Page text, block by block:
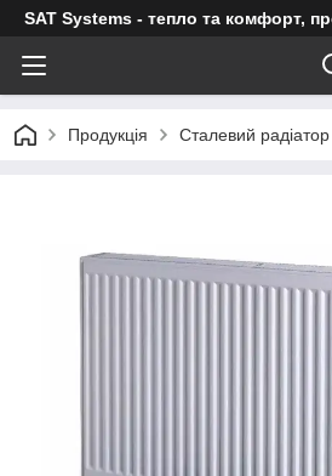
SAT Systems - тепло та комфорт,
Продукція Сталевий